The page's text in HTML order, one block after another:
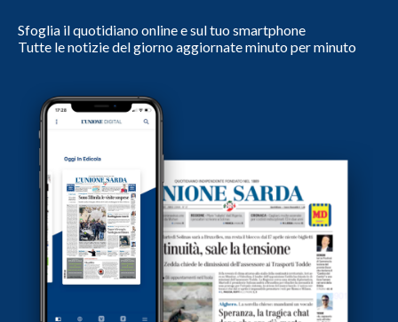
Sfoglia il quotidiano online e sul tuo smartphone
Tutte le notizie del giorno aggiornate minuto per minuto